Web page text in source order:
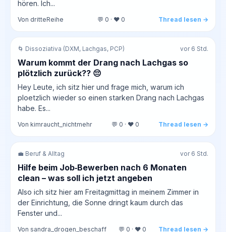
hören. Ich...
Von dritteReihe 💬 0 · ❤️ 0 Thread lesen →
🌀 Dissoziativa (DXM, Lachgas, PCP) vor 6 Std.
Warum kommt der Drang nach Lachgas so
plötzlich zurück?? 😔
Hey Leute, ich sitz hier und frage mich, warum ich
ploetzlich wieder so einen starken Drang nach Lachgas
habe. Es...
Von kimraucht_nichtmehr 💬 0 · ❤️ 0 Thread lesen →
💼 Beruf & Alltag vor 6 Std.
Hilfe beim Job‑Bewerben nach 6 Monaten
clean – was soll ich jetzt angeben
Also ich sitz hier am Freitagmittag in meinem Zimmer in
der Einrichtung, die Sonne dringt kaum durch das
Fenster und...
Von sandra_drogen_beschaff 💬 0 · ❤️ 0 Thread lesen →